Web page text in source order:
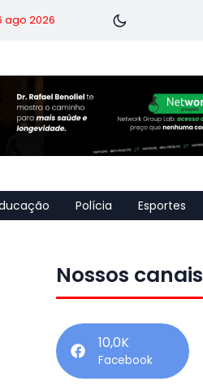
ago 2026
Polícia Esportes
Nossos canais
10,0K
Facebook